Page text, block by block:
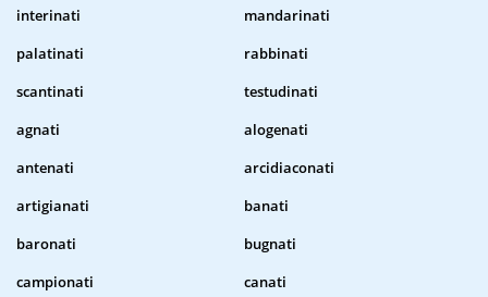
interinati
mandarinati
palatinati
rabbinati
scantinati
testudinati
agnati
alogenati
antenati
arcidiaconati
artigianati
banati
baronati
bugnati
campionati
canati